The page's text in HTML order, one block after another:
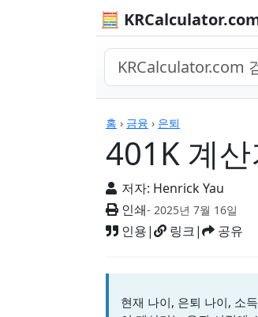
🧮
홈 › 금융 › 은퇴
401K 계산
저자: Henrick Yau
인쇄- 2025년 7월 16일
인용| 링크| 공유
계산기
현재 나이, 은퇴 나이, 소